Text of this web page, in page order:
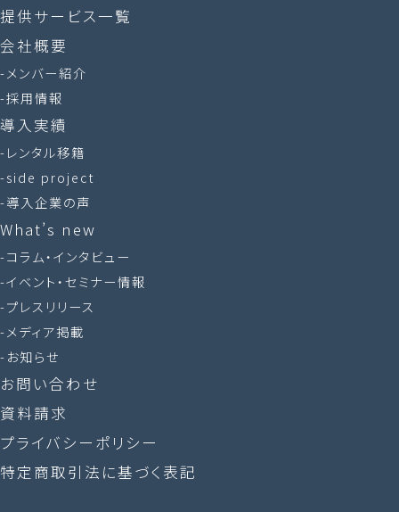
提供サービス一覧
会社概要
メンバー紹介
採用情報
導入実績
レンタル移籍
side project
導入企業の声
What’s new
コラム・インタビュー
イベント・セミナー情報
プレスリリース
メディア掲載
お知らせ
お問い合わせ
資料請求
プライバシーポリシー
特定商取引法に基づく表記